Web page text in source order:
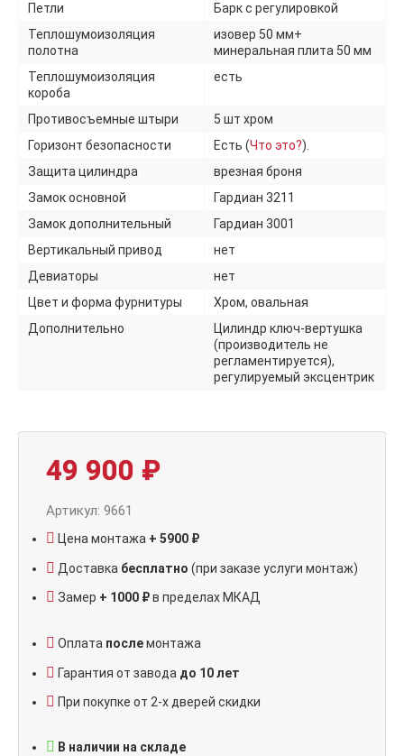
Петли
Барк с регулировкой
Теплошумоизоляция
полотна
изовер 50 мм+
минеральная плита 50 мм
Теплошумоизоляция
короба
есть
Противосъемные штыри
5 шт хром
Горизонт безопасности
Есть (Что это?).
Защита цилиндра
врезная броня
Замок основной
Гардиан 3211
Замок дополнительный
Гардиан 3001
Вертикальный привод
нет
Девиаторы
нет
Цвет и форма фурнитуры
Хром, овальная
Дополнительно
Цилиндр ключ-вертушка
(производитель не
регламентируется),
регулируемый эксцентрик
49 900 ₽
Артикул: 9661
Цена монтажа + 5900 ₽
Доставка бесплатно (при заказе услуги монтаж)
Замер + 1000 ₽в пределах МКАД
Оплата послемонтажа
Гарантия от завода до 10 лет
При покупке от 2-х дверей скидки
В наличии на складе